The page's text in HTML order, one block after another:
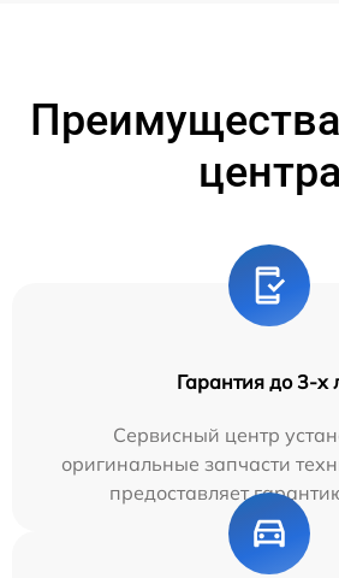
центра
Гарантия до 3-х
Сервисный центр
оригинальные запчасти
предоставляет